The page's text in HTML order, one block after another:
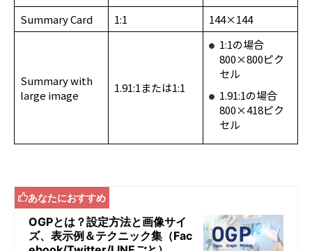
Summary Card
1:1 144×144
Summary with
large image
1.91:1または1:1
1:1の場合
800×800ピク
セル
1.91:1の場合
800×418ピク
セル